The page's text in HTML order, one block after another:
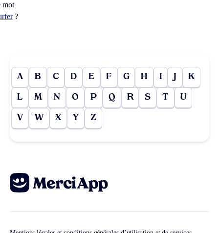
mot
?
A B C D E F G H I J K
L M N O P Q R S T U
V W X Y Z